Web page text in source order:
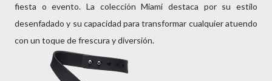
fiesta o evento. La colección Miami destaca por su estilo
desenfadado y su capacidad para transformar cualquier atuendo
con un toque de frescura y diversión.